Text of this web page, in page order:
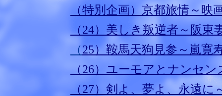
（特別企画） 京都旅情～映
（24）美しき叛逆者～阪東
（25）鞍馬天狗見参～嵐寛
（26）ユーモアとナンセ
（27）剣よ、夢よ、永遠